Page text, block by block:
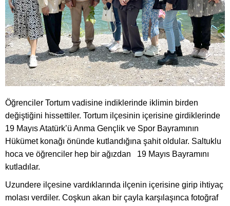
Öğrenciler Tortum vadisine indiklerinde iklimin birden
değiştiğini hissettiler. Tortum ilçesinin içerisine girdiklerinde
19 Mayıs Atatürk’ü Anma Gençlik ve Spor Bayramının
Hükümet konağı önünde kutlandığına şahit oldular. Saltuklu
hoca ve öğrenciler hep bir ağızdan 19 Mayıs Bayramını
kutladılar.
Uzundere ilçesine vardıklarında ilçenin içerisine girip ihtiyaç
molası verdiler. Coşkun akan bir çayla karşılaşınca fotoğraf